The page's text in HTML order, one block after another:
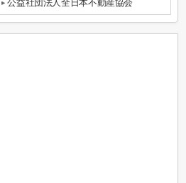
公益社団法人全日本不動産協会